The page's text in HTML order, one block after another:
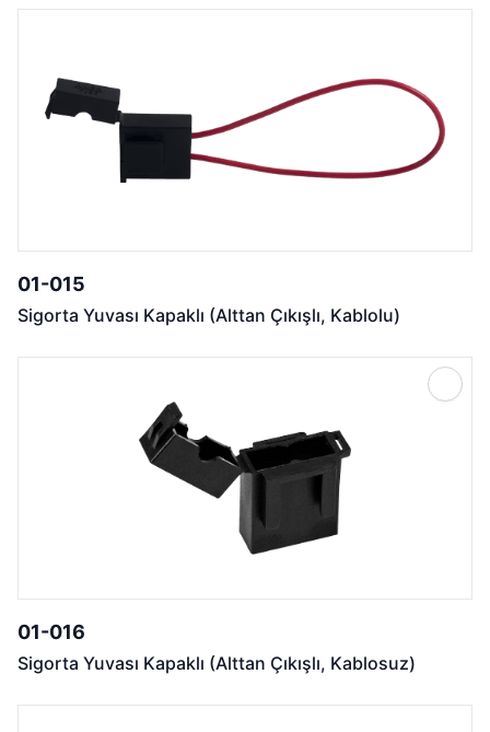
01-015
Sigorta Yuvası Kapaklı (Alttan Çıkışlı, Kablolu)
01-016
Sigorta Yuvası Kapaklı (Alttan Çıkışlı, Kablosuz)